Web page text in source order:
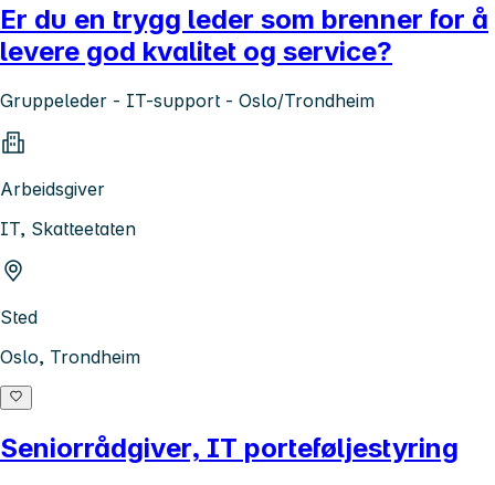
Er du en trygg leder som brenner for å
levere god kvalitet og service?
Gruppeleder - IT-support - Oslo/Trondheim
Arbeidsgiver
IT, Skatteetaten
Sted
Oslo, Trondheim
Seniorrådgiver, IT porteføljestyring